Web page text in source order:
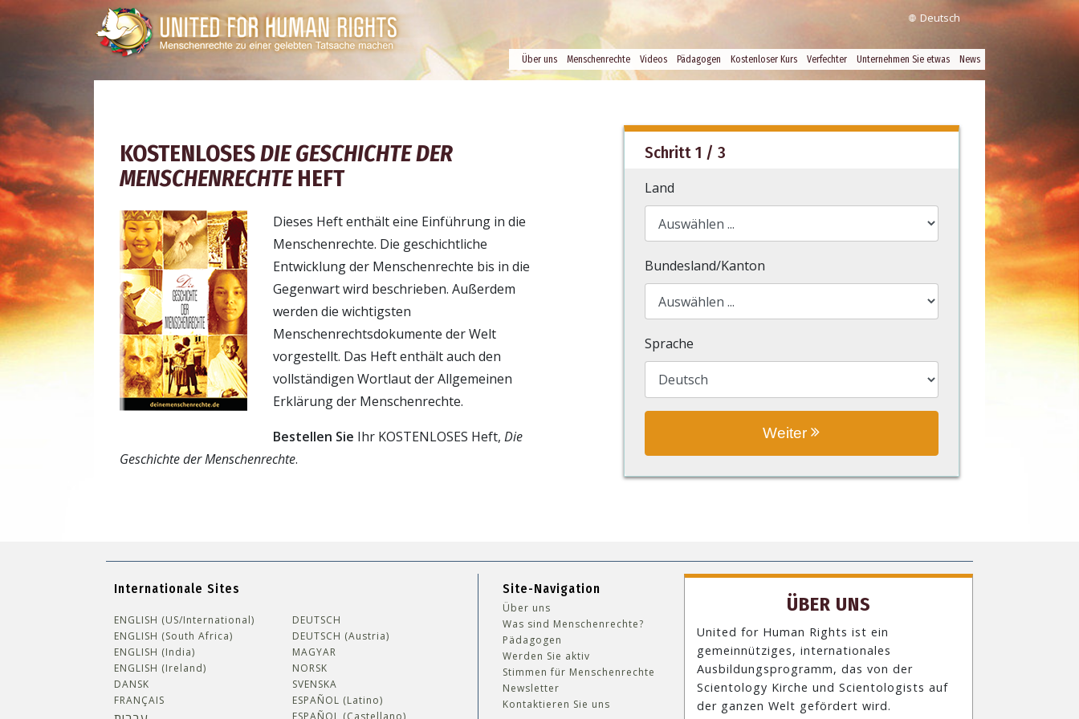
Deutsch
Über uns Menschenrechte Videos Pädagogen Kostenloser Kurs Verfechter Unternehmen Sie etwas News
KOSTENLOSESDIE GESCHICHTE DER
MENSCHENRECHTEHEFT
Dieses Heft enthält eine Einführung in die
Menschenrechte. Die geschichtliche
Entwicklung der Menschenrechte bis in die
Gegenwart wird beschrieben. Außerdem
werden die wichtigsten
Menschenrechtsdokumente der Welt
vorgestellt. Das Heft enthält auch den
vollständigen Wortlaut der Allgemeinen
Erklärung der Menschenrechte.
Bestellen Sie Ihr KOSTENLOSES Heft, Die
Geschichte der Menschenrechte.
Schritt 1 / 3
Land
Bundesland/Kanton
Sprache
Weiter
Internationale Sites
ENGLISH (US/International)
ENGLISH (South Africa)
ENGLISH (India)
ENGLISH (Ireland)
DANSK
FRANÇAIS
DEUTSCH
DEUTSCH (Austria)
MAGYAR
NORSK
SVENSKA
ESPAÑOL (Latino)
ESPAÑOL (Castellano)
Site-Navigation
Über uns
Was sind Menschenrechte?
Pädagogen
Werden Sie aktiv
Stimmen für Menschenrechte
Newsletter
Kontaktieren Sie uns
ÜBER UNS
United for Human Rights ist ein
gemeinnütziges, internationales
Ausbildungsprogramm, das von der
Scientology Kirche und Scientologists auf
der ganzen Welt gefördert wird.